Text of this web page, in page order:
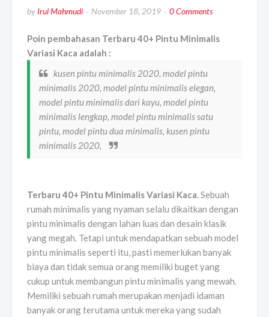
by Irul Mahmudi November 18, 2019 0 Comments
Poin pembahasan Terbaru 40+ Pintu Minimalis
Variasi Kaca adalah :
kusen pintu minimalis 2020, model pintu
minimalis 2020, model pintu minimalis elegan,
model pintu minimalis dari kayu, model pintu
minimalis lengkap, model pintu minimalis satu
pintu, model pintu dua minimalis, kusen pintu
minimalis 2020,
Terbaru 40+ Pintu Minimalis Variasi Kaca. Sebuah
rumah minimalis yang nyaman selalu dikaitkan dengan
pintu minimalis dengan lahan luas dan desain klasik
yang megah. Tetapi untuk mendapatkan sebuah model
pintu minimalis seperti itu, pasti memerlukan banyak
biaya dan tidak semua orang memiliki buget yang
cukup untuk membangun pintu minimalis yang mewah.
Memiliki sebuah rumah merupakan menjadi idaman
banyak orang terutama untuk mereka yang sudah